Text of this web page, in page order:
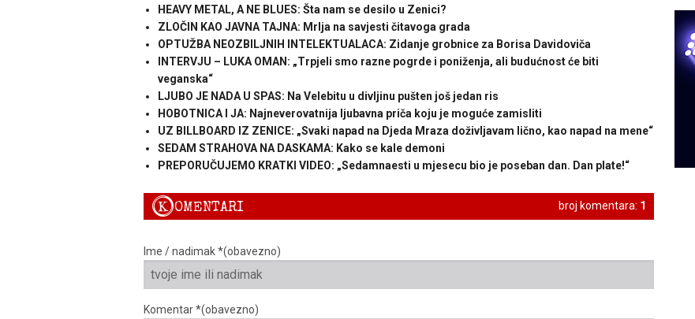
HEAVY METAL, A NE BLUES: Šta nam se desilo u Zenici?
ZLOČIN KAO JAVNA TAJNA: Mrlja na savjesti čitavoga grada
OPTUŽBA NEOZBILJNIH INTELEKTUALACA: Zidanje grobnice za Borisa Davidoviča
INTERVJU – LUKA OMAN: „Trpjeli smo razne pogrde i poniženja, ali budućnost će biti
veganska“
LJUBO JE NADA U SPAS: Na Velebitu u divljinu pušten još jedan ris
HOBOTNICA I JA: Najneverovatnija ljubavna priča koju je moguće zamisliti
UZ BILLBOARD IZ ZENICE: „Svaki napad na Djeda Mraza doživljavam lično, kao napad na mene“
SEDAM STRAHOVA NA DASKAMA: Kako se kale demoni
PREPORUČUJEMO KRATKI VIDEO: „Sedamnaesti u mjesecu bio je poseban dan. Dan plate!“
broj komentara: 1
KOMENTARI
Ime / nadimak *(obavezno)
Komentar *(obavezno)